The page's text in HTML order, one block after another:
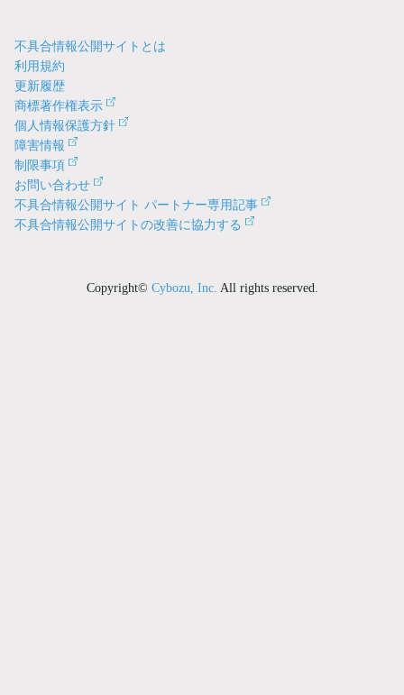
不具合情報公開サイトとは
利用規約
更新履歴
商標著作権表示
個人情報保護方針
障害情報
制限事項
お問い合わせ
不具合情報公開サイト パートナー専用記事
不具合情報公開サイトの改善に協力する
Copyright© Cybozu, Inc. All rights reserved.